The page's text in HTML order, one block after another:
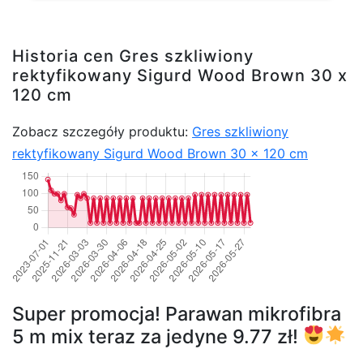
Historia cen Gres szkliwiony
rektyfikowany Sigurd Wood Brown 30 x
120 cm
Zobacz szczegóły produktu: Gres szkliwiony
rektyfikowany Sigurd Wood Brown 30 x 120 cm
Super promocja! Parawan mikrofibra
5 m mix teraz za jedyne 9.77 zł!